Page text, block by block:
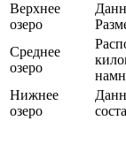
Верхнее
озеро
Среднее
озеро
Нижнее
озеро